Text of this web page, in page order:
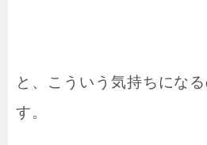
と、こういう気持ちにな
す。